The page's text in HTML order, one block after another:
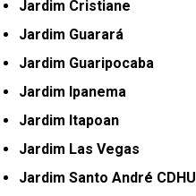
Jardim Cristiane
Jardim Guarará
Jardim Guaripocaba
Jardim Ipanema
Jardim Itapoan
Jardim Las Vegas
Jardim Santo André CDHU